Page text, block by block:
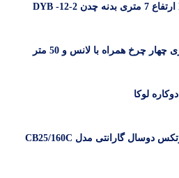
پمپ سم پاش فرقونی 200 لیتری چهار چرخ همراه با لانس و 50 متر